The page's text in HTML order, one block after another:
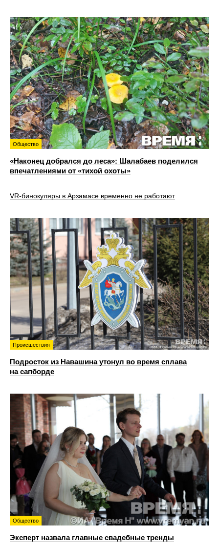
Общество
«Наконец добрался до леса»: Шалабаев поделился
впечатлениями от «тихой охоты»
VR‑бинокуляры в Арзамасе временно не работают
Происшествия
Подросток из Навашина утонул во время сплава
на сапборде
Общество
Эксперт назвала главные свадебные тренды